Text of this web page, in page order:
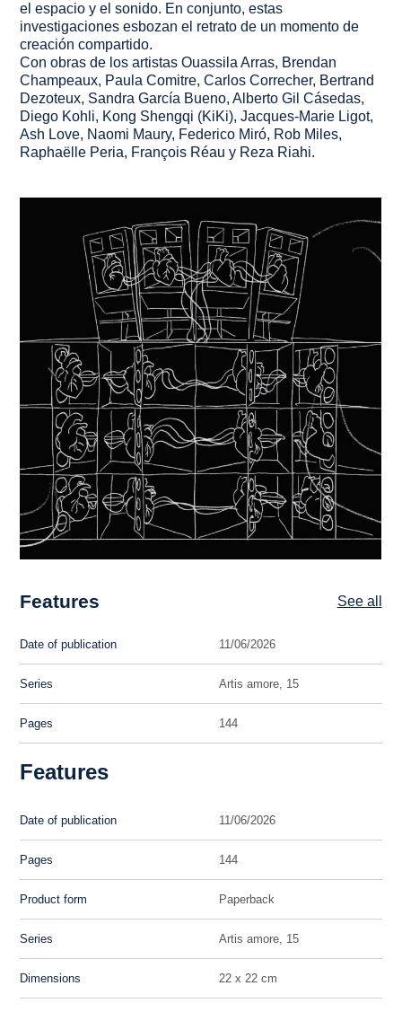
el espacio y el sonido. En conjunto, estas
investigaciones esbozan el retrato de un momento de
creación compartido.
Con obras de los artistas Ouassila Arras, Brendan
Champeaux, Paula Comitre, Carlos Correcher, Bertrand
Dezoteux, Sandra García Bueno, Alberto Gil Cásedas,
Diego Kohli, Kong Shengqi (KiKi), Jacques-Marie Ligot,
Ash Love, Naomi Maury, Federico Miró, Rob Miles,
Raphaëlle Peria, François Réau y Reza Riahi.
Features See all
Date of publication 11/06/2026
Series Artis amore, 15
Pages 144
Features
Date of publication 11/06/2026
Pages 144
Product form Paperback
Series Artis amore, 15
Dimensions 22 x 22 cm